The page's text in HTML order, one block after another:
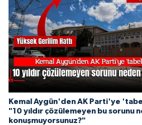
Kemal Aygün'den AK Parti'ye
"10 yıldır çözülemeyen bu sorunu
konuşmuyorsunuz?"